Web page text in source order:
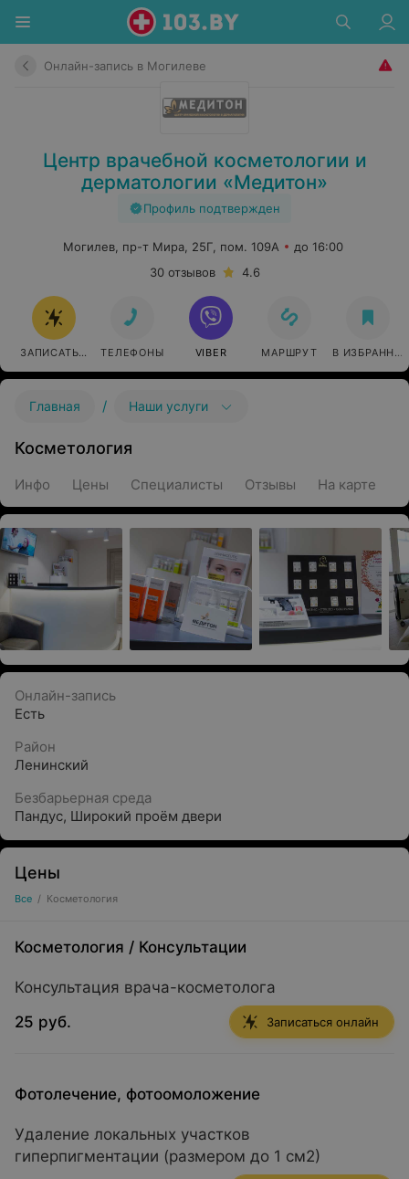
Онлайн-запись в Могилеве
Центр врачебной косметологии и
дерматологии «Медитон»
Профиль подтвержден
Могилев, пр-т Мира, 25Г, пом. 109А
до 16:00
30 отзывов
4.6
ЗАПИСАТЬСЯ ОНЛАЙН
ТЕЛЕФОНЫ VIBER МАРШРУТ В ИЗБРАННОЕ
Главная / Наши услуги
Косметология
Инфо Цены Специалисты Отзывы На карте
Онлайн-запись
Есть
Район
Ленинский
Безбарьерная среда
Пандус, Широкий проём двери
Цены
Все / Косметология
Косметология / Консультации
Консультация врача-косметолога
25 руб.
Записаться онлайн
Фотолечение, фотоомоложение
Удаление локальных участков
гиперпигментации (размером до 1 см2)